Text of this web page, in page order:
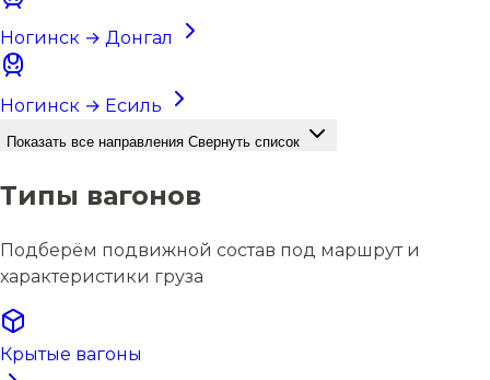
Ногинск → Донгал
Ногинск → Есиль
Показать все направления Свернуть список
Типы вагонов
Подберём подвижной состав под маршрут и
характеристики груза
Крытые вагоны